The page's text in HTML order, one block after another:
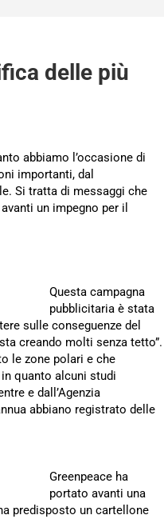
delle più
abbiamo l’occasione di
importanti, dal
Si tratta di messaggi che
un impegno per il
Questa campagna
pubblicitaria è stata
sulle conseguenze del
creando molti senza tetto”.
le zone polari e che
quanto alcuni studi
e dall’Agenzia
abbiano registrato delle
Greenpeace ha
portato avanti una
predisposto un cartellone